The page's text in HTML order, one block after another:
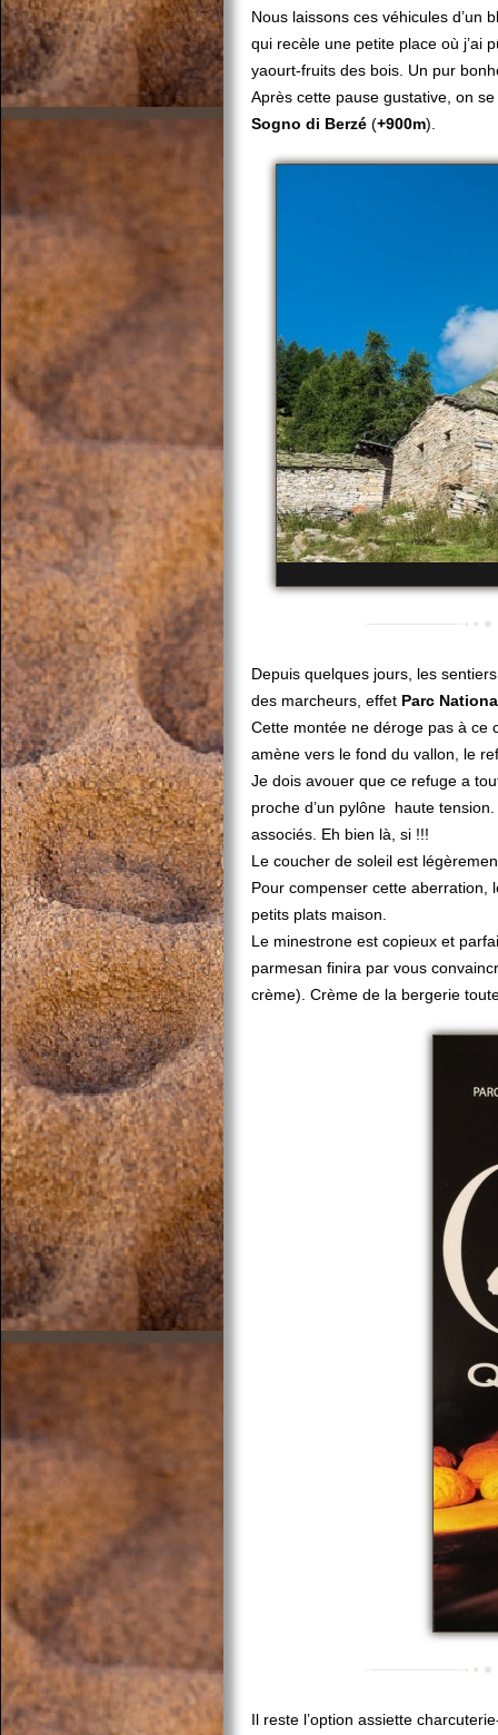
Nous laissons ces véhicules d’un
qui recèle une petite place où j’ai
yaourt-fruits des bois. Un pur
Après cette pause gustative, on
Sogno di Berzé (+900m).
Depuis quelques jours, les
des marcheurs, effet Parc
Cette montée ne déroge pas à ce
amène vers le fond du vallon, le
Je dois avouer que ce refuge a
proche d’un pylône haute
associés. Eh bien là, si !!!
Le coucher de soleil est
Pour compenser cette aberration,
petits plats maison.
Le minestrone est copieux et
parmesan finira par vous
crème). Crème de la bergerie
Il reste l’option assiette